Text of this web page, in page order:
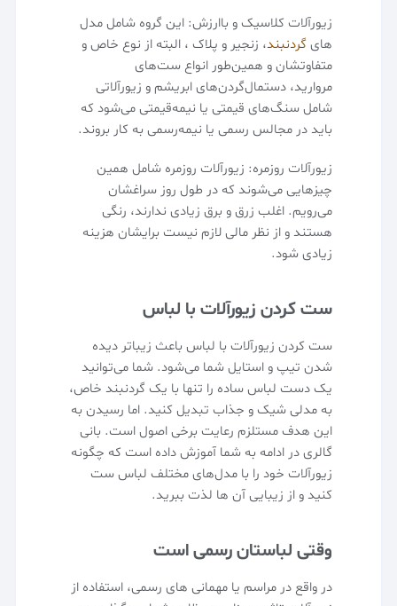
زیورآلات کلاسیک و با‌ارزش: این گروه شامل مدل
هایگردنبند، زنجیر و پلاک ، البته از نوع خاص و
متفاوتشان و همین‌طور انواع ست‌های
مروارید، دستمال‌گردن‌های ابریشم و زیورآلاتی
شامل سنگ‌های قیمتی یا نیمه‌قیمتی می‌شود که
باید در مجالس رسمی یا نیمه‌رسمی به کار بروند.
زیورآلات روزمره: زیورآلات روزمره شامل همین
چیزهایی می‌شوند که در طول روز سراغشان
می‌رویم. اغلب زرق و برق زیادی ندارند، رنگی
هستند و از نظر مالی لازم نیست برایشان هزینه
زیادی شود.
ست کردن زیورآلات با لباس
ست کردن زیورآلات با لباس‌ باعث زیباتر دیده
شدن تیپ و استایل شما می‌شود. شما می‌توانید
یک دست لباس ساده را تنها با یک گردنبند خاص،
به مدلی شیک و جذاب تبدیل کنید. اما رسیدن به
این هدف مستلزم رعایت برخی اصول است. بانی
گالری در ادامه به شما آموزش داده است که چگونه
زیورآلات خود را با مدل‌های مختلف لباس ست
کنید و از زیبایی آن ها لذت ببرید.
وقتی لباستان رسمی است
در واقع در مراسم یا مهمانی های رسمی، استفاده از